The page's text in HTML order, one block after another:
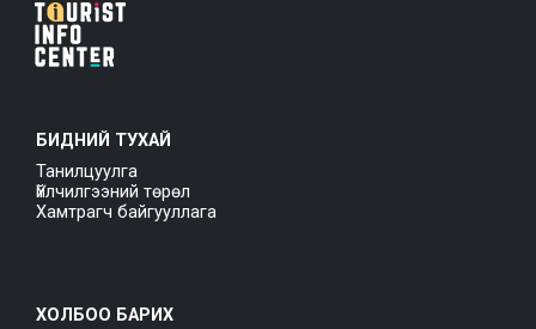
БИДНИЙ ТУХАЙ
Танилцуулга
Үйлчилгээний төрөл
Хамтрагч байгууллага
ХОЛБОО БАРИХ